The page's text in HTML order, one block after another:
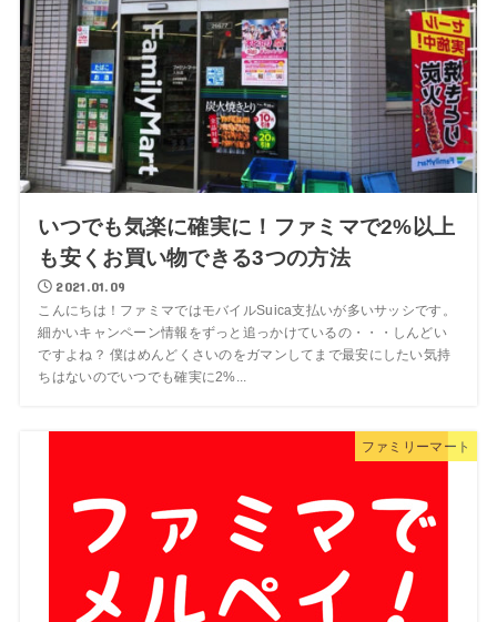
いつでも気楽に確実に！ファミマで2%以上
も安くお買い物できる3つの方法
2021.01.09
こんにちは！ファミマではモバイルSuica支払いが多いサッシです。
細かいキャンペーン情報をずっと追っかけているの・・・しんどい
ですよね？ 僕はめんどくさいのをガマンしてまで最安にしたい気持
ちはないのでいつでも確実に2%...
ファミリーマート